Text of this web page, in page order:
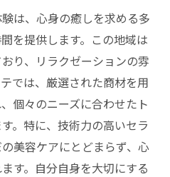
景とエステの結びつき
過ごすエステメニュー
草橋の非日常空間
受けるエステの効果
エステ店を紹介
草橋の歴史に触れる
レッシュ浅草橋の街並み
は、心身の癒しを求める多
を提供します。この地域は
り、リラクゼーションの雰
では、厳選された商材を用
個々のニーズに合わせたト
。特に、技術力の高いセラ
美容ケアにとどまらず、心
す。自分自身を大切にする